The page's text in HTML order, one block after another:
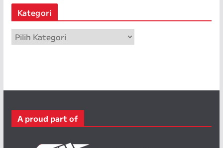
p
Kategori
a
r
A proud part of